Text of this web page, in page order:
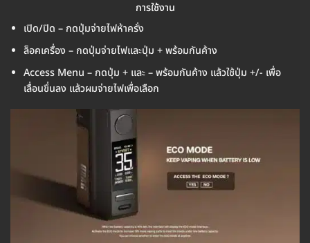
การใช้งาน
เปิด/ปิด – กดปุ่มจ่ายไฟห้าครั่ง
ล็อคเครื่อง – กดปุ่มจ่ายไฟและปุ่ม + พร้อมกันค้าง
Access Menu – กดปุ่ม + และ – พร้อมกันค้าง แล้วใช้ปุ่ม +/- เพื่อ
เลื่อนขึ่นลง แล้วผมจ่ายไฟเพื่อเลือก